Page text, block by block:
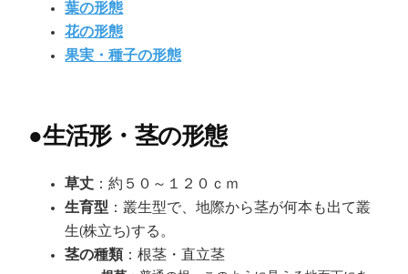
葉の形態
花の形態
果実・種子の形態
●生活形・茎の形態
草丈 ：約５０～１２０ｃｍ
生育型 ：叢生型で、地際から茎が何本も出て叢
生(株立ち)する。
茎の種類 ：根茎・直立茎